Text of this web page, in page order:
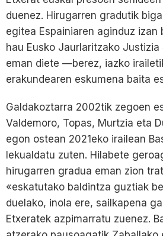
duenez. Hirugarren gradutik
egitea Espainiaren aginduz izan
hau Eusko Jaurlaritzako Justizia
eman diete —berez, iazko
erakundearen eskumena baita
Galdakoztarra 2002tik zegoen
Valdemoro, Topas, Murtzia eta
egon ostean 2021eko irailean
lekualdatu zuten. Hilabete
hirugarren gradua eman zion
«eskatutako baldintza guztiak
duelako, inola ere, sailkapena
Etxeratek azpimarratu zuenez.